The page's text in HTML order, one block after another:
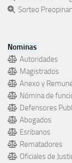
Sorteo
Nominas
Autoridades
Magistrados
Anexo y
Nómina de
Defensores
Abogados
Esribanos
Rematadores
Oficiales de